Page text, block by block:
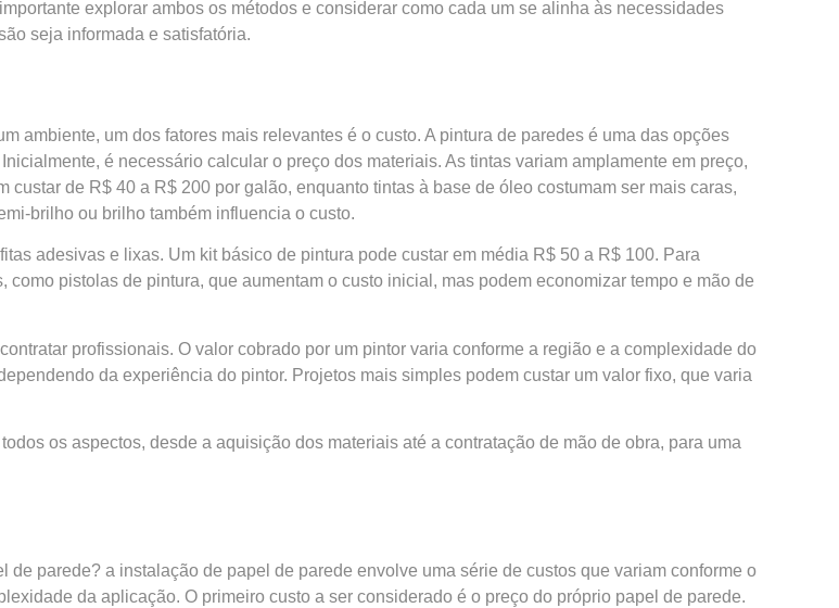
explorar ambos os métodos e considerar como cada um se alinha às necessidades
seja informada e satisfatória.
ambiente, um dos fatores mais relevantes é o custo. A pintura de paredes é uma das opções
é necessário calcular o preço dos materiais. As tintas variam amplamente em preço,
de R$ 40 a R$ 200 por galão, enquanto tintas à base de óleo costumam ser mais caras,
brilho ou brilho também influencia o custo.
adesivas e lixas. Um kit básico de pintura pode custar em média R$ 50 a R$ 100. Para
pistolas de pintura, que aumentam o custo inicial, mas podem economizar tempo e mão de
profissionais. O valor cobrado por um pintor varia conforme a região e a complexidade do
da experiência do pintor. Projetos mais simples podem custar um valor fixo, que varia
os aspectos, desde a aquisição dos materiais até a contratação de mão de obra, para uma
de parede? a instalação de papel de parede envolve uma série de custos que variam conforme o
da aplicação. O primeiro custo a ser considerado é o preço do próprio papel de parede.